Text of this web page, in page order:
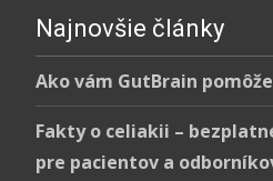
Najnovšie články
Ako vám GutBrain pomôže
Fakty o celiakii –
pre pacientov a